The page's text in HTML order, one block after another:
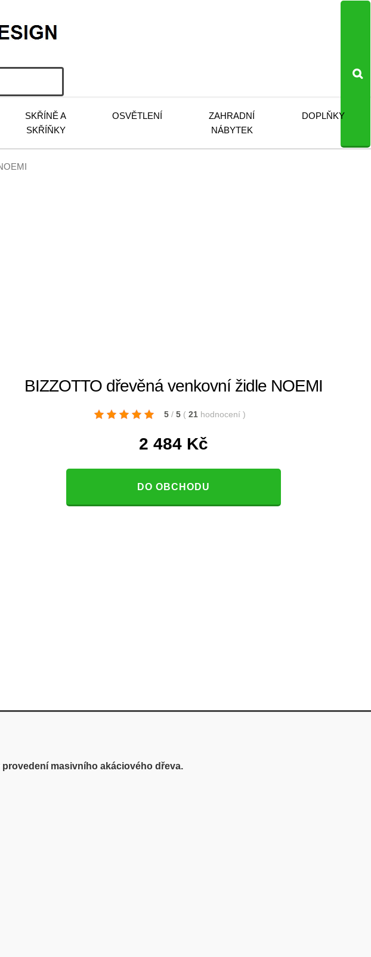
SKŘÍNĚ A
SKŘÍŇKY
OSVĚTLENÍ
ZAHRADNÍ
NÁBYTEK
DOPLŇKY
BIZZOTTO dřevěná venkovní židle NOEMI
5 / 5 ( 21 hodnocení )
2 484 Kč
DO OBCHODU
provedení masivního akáciového dřeva.